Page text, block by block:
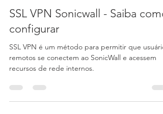
Audere Comércio em TI
10 de fev.
SSL VPN Sonicwall - Saiba como
configurar
SSL VPN é um método para permitir que usuários